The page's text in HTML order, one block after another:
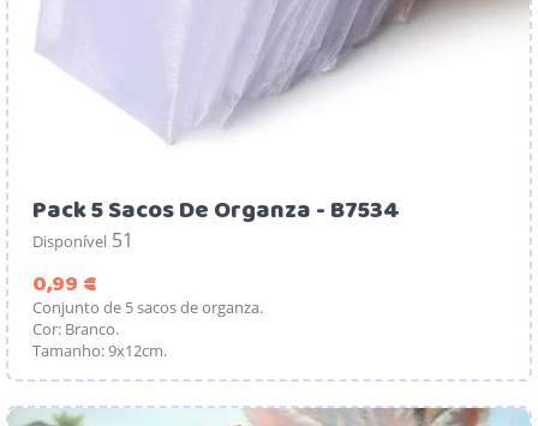
Pack 5 Sacos De Organza - B7534
Disponível 51
0,99 €
Conjunto de 5 sacos de organza.
Cor: Branco.
Tamanho: 9x12cm.